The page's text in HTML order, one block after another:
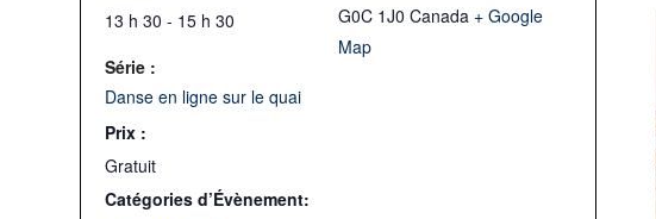
13 h 30 - 15 h 30
Série :
Danse en ligne sur le quai
Prix :
Gratuit
Catégories d’Évènement:
G0C 1J0 Canada + Google
Map